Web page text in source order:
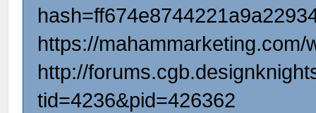
https://mahammarketing.com/
http://
tid=4236&pid=426362